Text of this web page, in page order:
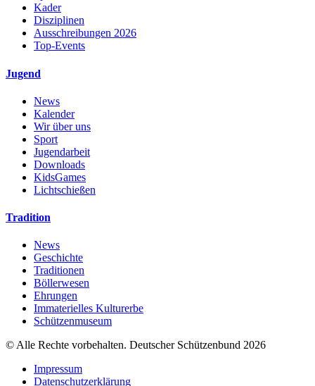
Kader
Disziplinen
Ausschreibungen 2026
Top-Events
Jugend
News
Kalender
Wir über uns
Sport
Jugendarbeit
Downloads
KidsGames
Lichtschießen
Tradition
News
Geschichte
Traditionen
Böllerwesen
Ehrungen
Immaterielles Kulturerbe
Schützenmuseum
© Alle Rechte vorbehalten. Deutscher Schützenbund 2026
Impressum
Datenschutzerklärung